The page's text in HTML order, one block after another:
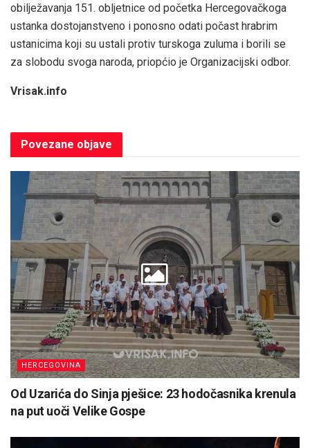
obilježavanja 151. obljetnice od početka Hercegovačkoga
ustanka dostojanstveno i ponosno odati počast hrabrim
ustanicima koji su ustali protiv turskoga zuluma i borili se
za slobodu svoga naroda, priopćio je Organizacijski odbor.
Vrisak.info
Povezane objave
HERCEGOVINA
Od Uzarića do Sinja pješice: 23 hodočasnika krenula
na put uoči Velike Gospe